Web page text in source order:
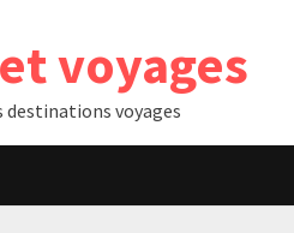
voyages
destinations voyages